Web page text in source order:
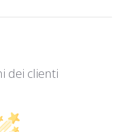
dei clienti